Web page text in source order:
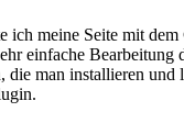
ich meine Seite mit
einfache
die man installieren